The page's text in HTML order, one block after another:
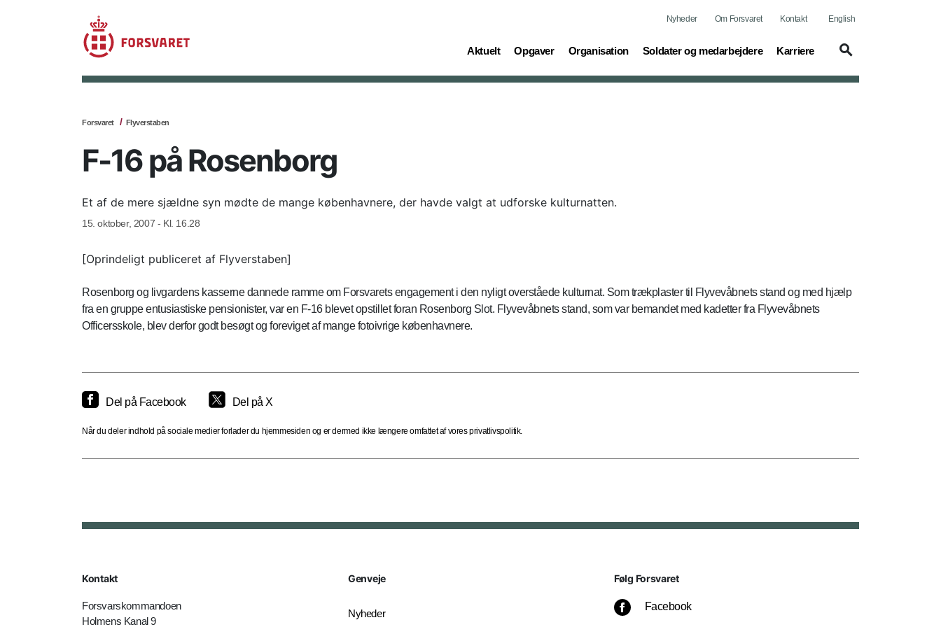
Nyheder Om Forsvaret Kontakt English
Aktuelt
(current) Opgaver
(current) Organisation
(current) Soldater og medarbejdere
(current) Karriere
(current)
Forsvaret Flyverstaben
F-16 på Rosenborg
Et af de mere sjældne syn mødte de mange københavnere, der havde valgt at udforske kulturnatten.
15. oktober, 2007 - Kl. 16.28
[Oprindeligt publiceret af Flyverstaben]
Rosenborg og livgardens kasserne dannede ramme om Forsvarets engagement i den nyligt overståede kulturnat. Som trækplaster til Flyvevåbnets stand og med hjælp
fra en gruppe entusiastiske pensionister, var en F-16 blevet opstillet foran Rosenborg Slot. Flyvevåbnets stand, som var bemandet med kadetter fra Flyvevåbnets
Officersskole, blev derfor godt besøgt og foreviget af mange fotoivrige københavnere.
Del på Facebook Del på X
Når du deler indhold på sociale medier forlader du hjemmesiden og er dermed ikke længere omfattet af vores privatlivspolitik.
Kontakt
Forsvarskommandoen
Holmens Kanal 9
Genveje
Nyheder
Følg Forsvaret
Facebook